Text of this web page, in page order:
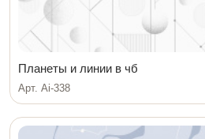
Планеты и линии в чб
Арт. Ai-338